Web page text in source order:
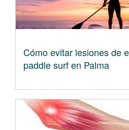
Cómo evitar lesiones de
paddle surf en Palma